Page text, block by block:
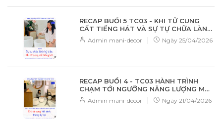
uể oải, cạn...
RECAP BUỔI 5 TC03 - KHI TỬ CUNG
CẤT TIẾNG HÁT VÀ SỰ TỰ CHỮA LÀNH
KỲ DIỆU
Admin mani-decor | Ngày 25/04/2026
RECAP BUỔI 4 - TC03 HÀNH TRÌNH
CHẠM TỚI NGƯỠNG NĂNG LƯỢNG MỚI:
KHI TỬ CUNG HỒI SINH TRONG TỰ TẠI
Admin mani-decor | Ngày 21/04/2026